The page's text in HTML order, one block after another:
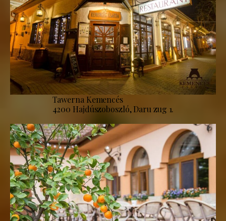
Tawerna Kemencés
4200 Hajdúszoboszló, Daru zug 1.